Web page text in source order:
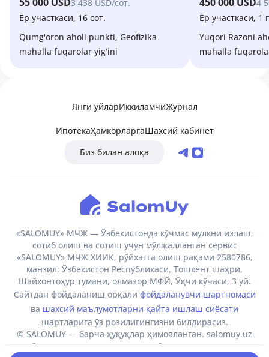
3 438 USD/сот.
Ер участкаси, 16 сот.
Qumg'oron aholi punkti, Geofizika
mahalla fuqarolar yigʻini
4
Ер участкаси, 1
Yuqori Razoni aholi punkti, Tutikunda
mahalla
Янги уйларИккиламчиЖурнал
ИпотекаҲамкорларгаШахсий кабинет
Биз билан алоқа
«SALOMUY» МЧЖ — Ўзбекистонда кўчмас мулкни излаш,
сотиб олиш ва сотиш учун мўлжалланган сервис
«SALOMUY» МЧЖ ХИИК, рўйхатга олиш рақами 2580786,
манзил: Ўзбекистон Республикаси, Тошкент шаҳри,
Шайхонтоҳур тумани, олмазор МФЙ, Ўқчи кўчаси, 3 уй.
Сайтдан фойдаланиш орқали фойдаланувчи шартномаси
ва шахсий маълумотларни қайта ишлаш сиёсати
шартларига ўз розилигингизни билдирасиз.
© SALOMUY — барча ҳуқуқлар ҳимояланган. salomuy.uz
сайтидаги маълумотларни намойиш этиш, нусхалаш,